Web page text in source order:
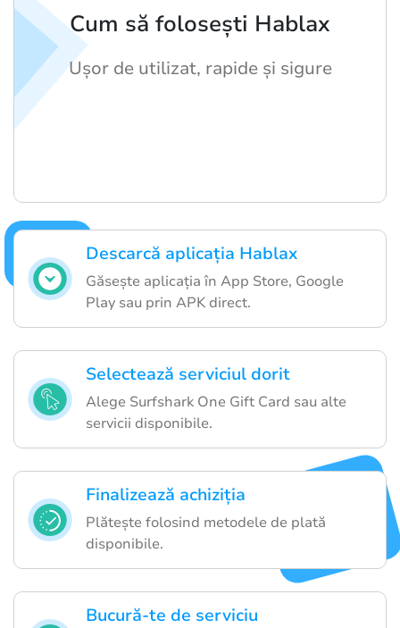
Descarcă aplicația Hablax
Găsește aplicația în App Store, Google
Play sau prin APK direct.
Selectează serviciul dorit
Alege Surfshark One Gift Card sau alte
servicii disponibile.
Finalizează achiziția
Plătește folosind metodele de plată
disponibile.
Bucură-te de serviciu
Cum să folosești Hablax
Ușor de utilizat, rapide și sigure